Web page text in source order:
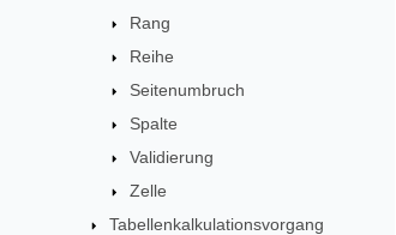
Rang
Reihe
Seitenumbruch
Spalte
Validierung
Zelle
Tabellenkalkulationsvorgang